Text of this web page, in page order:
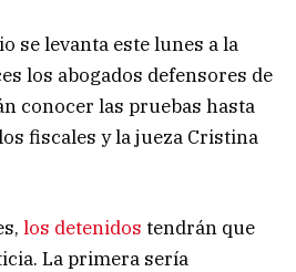
se levanta este lunes a la
los abogados defensores de
conocer las pruebas hasta
fiscales y la jueza Cristina
los detenidos tendrán que
La primera sería